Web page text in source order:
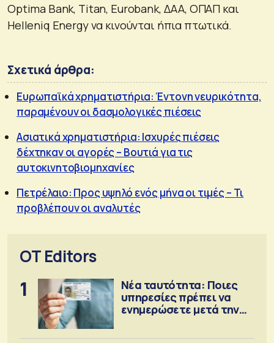
Optima Bank, Titan, Eurobank, ΔΑΑ, ΟΠΑΠ και
Helleniq Energy να κινούνται ήπια πτωτικά.
Σχετικά άρθρα:
Ευρωπαϊκά χρηματιστήρια: Έντονη νευρικότητα,
παραμένουν οι δασμολογικές πιέσεις
Ασιατικά χρηματιστήρια: Ισχυρές πιέσεις
δέχτηκαν οι αγορές – Βουτιά για τις
αυτοκινητοβιομηχανίες
Πετρέλαιο: Προς υψηλό ενός μήνα οι τιμές – Τι
προβλέπουν οι αναλυτές
OT Editors
1
Νέα ταυτότητα: Ποιες
υπηρεσίες πρέπει να
ενημερώσετε μετά την